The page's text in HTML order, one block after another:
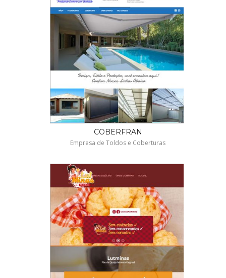
COBERFRAN
Empresa de Toldos e Coberturas